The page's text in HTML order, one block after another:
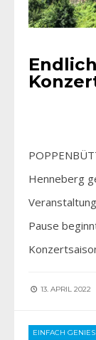
Henneberg
Pause
13. APRIL 2022
EINFACH